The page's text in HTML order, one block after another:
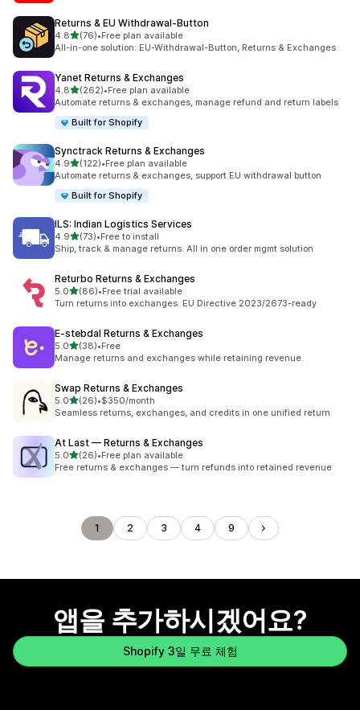
Returns & EU Withdrawal‑Button
4.8별 5개 중
(76)
총 리뷰 76개
•Free plan available
All-in-one solution: EU-Withdrawal-Button, Returns & Exchanges
Yanet Returns & Exchanges
4.8별 5개 중
(262)
총 리뷰 262개
•Free plan available
Automate returns & exchanges, manage refund and return labels
Built for Shopify
Synctrack Returns & Exchanges
4.9별 5개 중
(122)
총 리뷰 122개
•Free plan available
Automate returns & exchanges, support EU withdrawal button
Built for Shopify
ILS: Indian Logistics Services
4.9별 5개 중
(73)
총 리뷰 73개
•Free to install
Ship, track & manage returns. All in one order mgmt solution
Returbo Returns & Exchanges
5.0별 5개 중
(86)
총 리뷰 86개
•Free trial available
Turn returns into exchanges. EU Directive 2023/2673-ready
E‑stebdal Returns & Exchanges
5.0별 5개 중
(38)
총 리뷰 38개
•Free
Manage returns and exchanges while retaining revenue.
Swap Returns & Exchanges
5.0별 5개 중
(26)
총 리뷰 26개
•$350/month
Seamless returns, exchanges, and credits in one unified return
At Last — Returns & Exchanges
5.0별 5개 중
(26)
총 리뷰 26개
•Free plan available
Free returns & exchanges — turn refunds into retained revenue
1 2 3 4 9
앱을 추가하시겠어요?
Shopify 3일 무료 체험